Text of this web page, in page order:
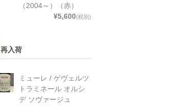
（2004～）（赤）
¥5,600(税別)
再入荷
ミューレ / ゲヴェルツ
トラミネール オルシ
デ ソヴァージュ